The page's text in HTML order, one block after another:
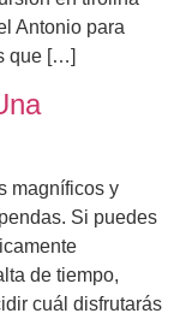
Antonio para
que […]
magníficos y
Si puedes
de tiempo,
cuál disfrutarás